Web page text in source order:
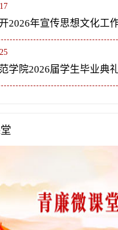
2026年宣传思想文化工